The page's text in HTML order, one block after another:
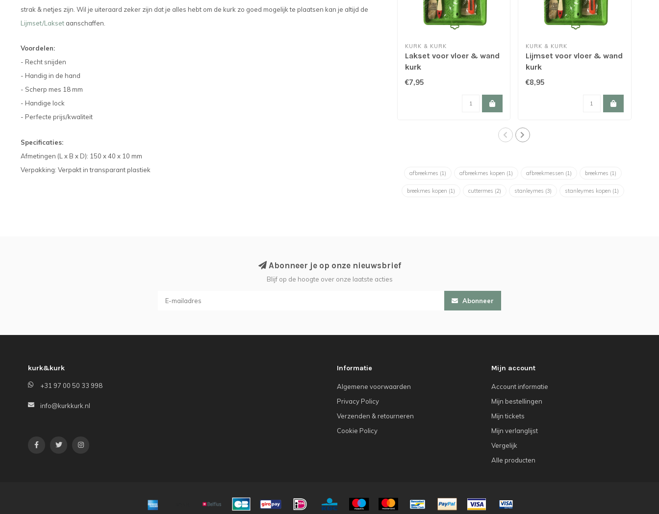
strak & netjes zijn. Wil je uiteraard zeker zijn dat je alles hebt om de kurk zo goed mogelijk te plaatsen kan je altijd de
Lijmset/Lakset aanschaffen.
Voordelen:
- Recht snijden
- Handig in de hand
- Scherp mes 18 mm
- Handige lock
- Perfecte prijs/kwaliteit
Specificaties:
Afmetingen (L x B x D): 150 x 40 x 10 mm
Verpakking: Verpakt in transparant plastiek
KURK & KURK
Lakset voor vloer & wand
kurk
€7,95
KURK & KURK
Lijmset voor vloer & wand
kurk
€8,95
afbreekmes (1) afbreekmes kopen (1) afbreekmessen (1) breekmes (1)
breekmes kopen (1) cuttermes (2) stanleymes (3) stanleymes kopen (1)
Abonneer je op onze nieuwsbrief
Blijf op de hoogte over onze laatste acties
Abonneer
kurk&kurk
+31 97 00 50 33 998
info@kurkkurk.nl
Informatie
Algemene voorwaarden
Privacy Policy
Verzenden & retourneren
Cookie Policy
Mijn account
Account informatie
Mijn bestellingen
Mijn tickets
Mijn verlanglijst
Vergelijk
Alle producten